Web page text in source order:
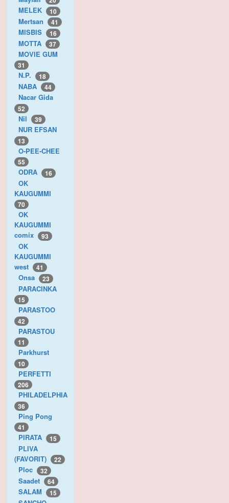
MELEK 10
Mertsan 41
MISBIS 16
MOTTA 37
MOVIE GUM
31
N.P. 18
NABA 44
Nacar Gida
52
Nil 39
NUR EFSAN
13
O-PEE-CHEE
55
ODRA 16
OK
KAUGUMMI
70
OK
KAUGUMMI
comix
93
OK
KAUGUMMI
west
41
Onsa 23
PARACINKA
15
PARASTOO
42
PARASTOU
11
Parkhurst
10
PERFETTI
206
PHILADELPHIA
36
Ping Pong
41
PIRATA 15
PLIVA
(FAVORIT)
22
Ploc 32
Saadet 64
SALAM 15